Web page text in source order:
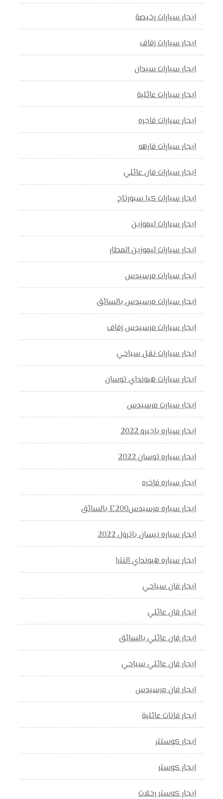
ايجار سيارات رخيصة
ايجار سيارات زفاف
ايجار سيارات سيدان
ايجار سيارات عائلية
ايجار سيارات فاجره
ايجار سيارات فارهه
ايجار سيارات فان عائلي
ايجار سيارات كيا سبورتاج
ايجار سيارات ليموزين
ايجار سيارات ليموزين المطار
ايجار سيارات مرسيدس
ايجار سيارات مرسيدس بالسائق
ايجار سيارات مرسيدس زفاف
ايجار سيارات نقل سياحي
ايجار سيارات هيونداي توسان
ايجار سيارت مرسيدس
ايجار سياره باجيرو 2022
ايجار سياره توسان 2022
ايجار سياره فاخره
ايجار سياره مرسيدسE200 بالسائق
ايجار سياره نيسان باترول 2022
ايجار سياره هيونداي النترا
ايجار فان سياحي
ايجار فان عائلي
ايجار فان عائلي بالسائق
ايجار فان عائلي سياحي
ايجار فان مرسيدس
ايجار فانات عائلية
ايجار كوستتر
ايجار كوستر
ايجار كوستر رحلات